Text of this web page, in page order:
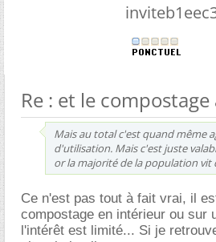
Re : et le
Mais au total c'est quand même
d'utilisation. Mais c'est juste
or la majorité de la population vit
Ce n'est pas tout à fait vrai, il
compostage en intérieur ou sur
l'intérêt est limité... Si je